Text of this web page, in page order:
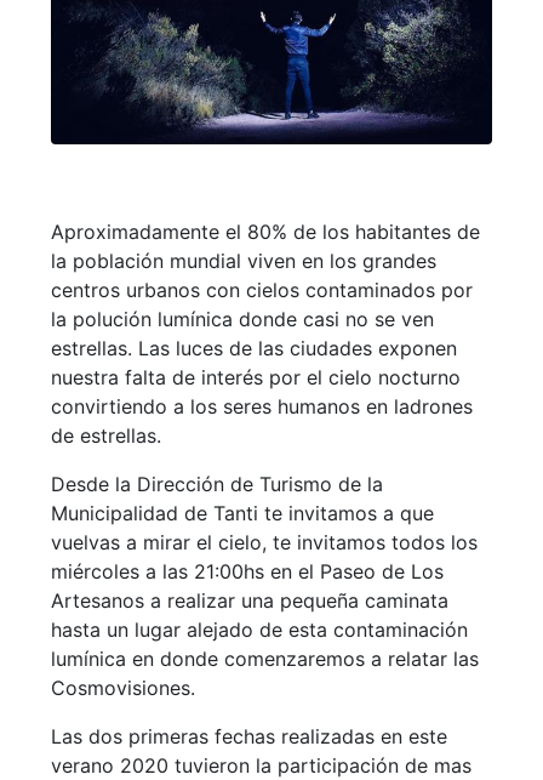
Aproximadamente el 80% de los habitantes de
la población mundial viven en los grandes
centros urbanos con cielos contaminados por
la polución lumínica donde casi no se ven
estrellas. Las luces de las ciudades exponen
nuestra falta de interés por el cielo nocturno
convirtiendo a los seres humanos en ladrones
de estrellas.
Desde la Dirección de Turismo de la
Municipalidad de Tanti te invitamos a que
vuelvas a mirar el cielo, te invitamos todos los
miércoles a las 21:00hs en el Paseo de Los
Artesanos a realizar una pequeña caminata
hasta un lugar alejado de esta contaminación
lumínica en donde comenzaremos a relatar las
Cosmovisiones.
Las dos primeras fechas realizadas en este
verano 2020 tuvieron la participación de mas